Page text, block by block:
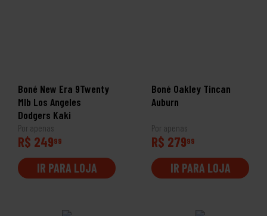
Boné New Era 9Twenty
Mlb Los Angeles
Dodgers Kaki
Por apenas
R$ 24999
IR PARA LOJA
Boné Oakley Tincan
Auburn
Por apenas
R$ 27999
IR PARA LOJA